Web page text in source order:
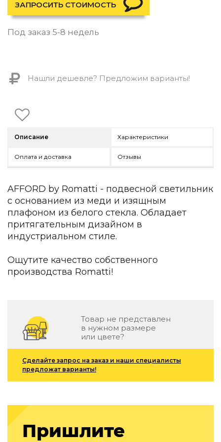
Контемпорари
Производство архитектурного и декоративного
Мебель
Столы и столики
Комоды и тумбы
Полки и стеллажи
Консоли
Мебель для HoReCa
Корпусная мебель на заказ
Шкафы и гардеробные на заказ
Мебель для ванной
Офисная мебель
Детская мебель
Уличная и садовая мебель
Коллекции
ROOM — Modern
Все коллекции мебели
Подбор, производство и комплектация по вашему
Декор
По типу
Предметы интерьера
Зеркала
Вентиляторы
Ковры
ЗАПРОСИТЬ СТОИМОСТЬ
Под заказ 5-8 недель
Нашли дешевле? Предложим варианты!
Описание Характеристики
Оплата и доставка Отзывы
AFFORD by Romatti - подвесной светильник
с основанием из меди и изящным
плафоном из белого стекла. Обладает
притягательным дизайном в
индустриальном стиле.
Ощутите качество собственного
производства Romatti!
Товар не представлен
в нужном размере
или цвете?
Сделайте запрос на заказ и наши специалисты
предложат варианты!
Пришлите